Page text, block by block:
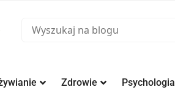
Zdrowie Psychologia